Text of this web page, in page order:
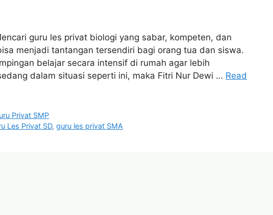
guru les privat biologi yang sabar, kompeten, dan
menjadi tantangan tersendiri bagi orang tua dan siswa.
belajar secara intensif di rumah agar lebih
dalam situasi seperti ini, maka Fitri Nur Dewi … Read
Privat SMP
Les Privat SD,guru les privat SMA